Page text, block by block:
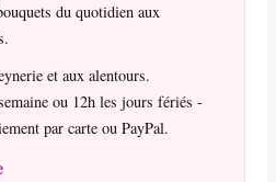
du quotidien aux
et aux alentours.
ou 12h les jours fériés -
par carte ou PayPal.